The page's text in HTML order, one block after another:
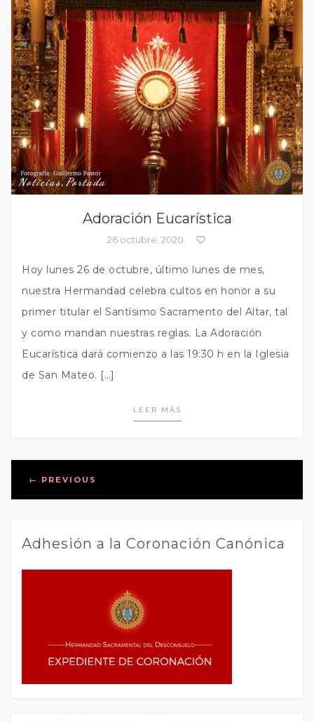
Noticias,Portada
Adoración Eucarística
26 octubre, 2020
Hoy lunes 26 de octubre, último lunes de mes,
nuestra Hermandad celebra cultos en honor a su
primer titular el Santísimo Sacramento del Altar, tal
y como mandan nuestras reglas. La Adoración
Eucarística dará comienzo a las 19:30 h en la Iglesia
de San Mateo. […]
LEER MÁS
Posts
navigation
← PREVIOUS
Adhesión a la Coronación Canónica